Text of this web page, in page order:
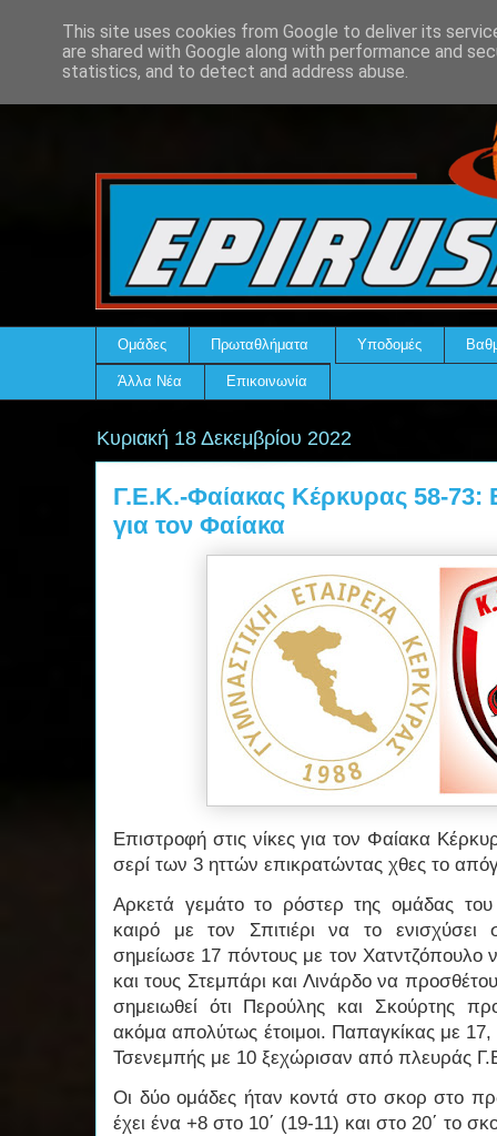
Ομάδες Πρωταθλήματα Υποδομές
Άλλα Νέα Επικοινωνία
Κυριακή 18 Δεκεμβρίου 2022
Γ.Ε.Κ.-Φαίακας Κέρκυρας 58-73:
για τον Φαίακα
Επιστροφή στις νίκες για τον Φαίακα
σερί των 3 ηττών επικρατώντας χθες το
Αρκετά γεμάτο το ρόστερ της ομάδας
καιρό με τον Σπιτιέρι να το
σημείωσε 17 πόντους με τον Χατντζόπουλο
και τους Στεμπάρι και Λινάρδο να
σημειωθεί ότι Περούλης και Σκούρτης
ακόμα απολύτως έτοιμοι. Παπαγκίκας με
Τσενεμπής με 10 ξεχώρισαν από πλευράς
Οι δύο ομάδες ήταν κοντά στο σκορ στο
έχει ένα +8 στο 10΄ (19-11) και στο 20΄ το
This site uses cookies from Google to deliver its
are shared with Google along with performance and
statistics, and to detect and address abuse.